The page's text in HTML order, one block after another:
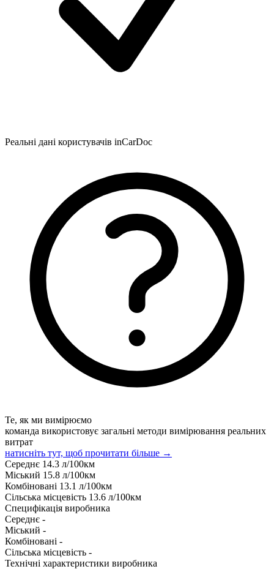
Реальні дані користувачів inCarDoc
Те, як ми вимірюємо
команда використовує загальні методи вимірювання реальних
витрат
натисніть тут, щоб прочитати більше →
Середнє 14.3 л/100км
Міський 15.8 л/100км
Комбіновані 13.1 л/100км
Сільська місцевість 13.6 л/100км
Специфікація виробника
Середнє -
Міський -
Комбіновані -
Сільська місцевість -
Технічні характеристики виробника